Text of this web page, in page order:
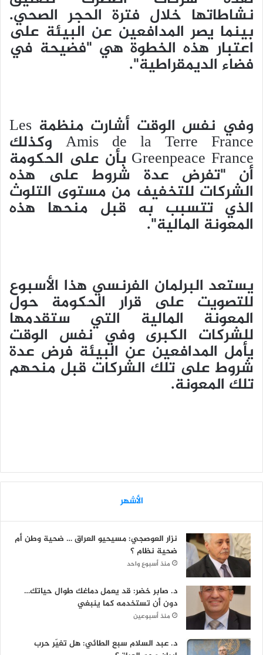
نشاطاتها خلال فترة الحجر الصحي.
بينما يصر المدافعين عن البيئة على
اعتبار هذه الخطوة هي "فضيحة في
فضاء الديمقراطية".
وفي نفس الوقت أشارت منظمة Les
Amis de la Terre France وكذلك
Greenpeace France بأن على الحكومة
أن "تفرض عدة شروط على هذه
الشركات للتخفيف من مستوى التلوث
الذي تتسبب به قبل منحها هذه
المعونة المالية".
يستعد البرلمان الفرنسي هذا الأسبوع
للتصويت على قرار الحكومة حول
المعونة المالية التي ستقدمها
للشركات الكبرى وفي نفس الوقت
يأمل المدافعين عن البيئة فرض عدة
شروط على تلك الشركات قبل منحهم
تلك المعونة.
الأشهر
نزار العوصجي: مسيحيو العراق … ضحية وطن أم
ضحية نظام ؟
منذ أسبوع واحد
د. صابر خضر: قد يعمل دماغك طوال حياتك…
دون أن تستخدمه كما ينبغي
منذ أسبوعين
د. عبد السلام سبع الطائي: هل تغيّر حرب